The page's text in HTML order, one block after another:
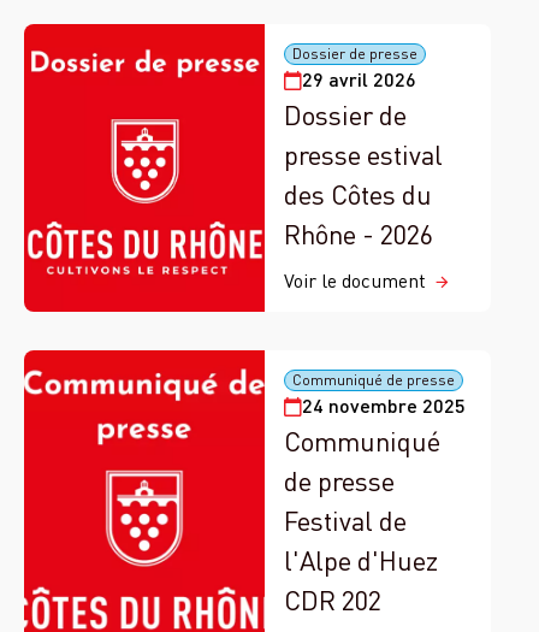
29 avril 2026
Dossier de presse
Dossier de
presse estival
des Côtes du
Rhône - 2026
Voir le document
24 novembre 2025
Communiqué de presse
Communiqué
de presse
Festival de
l'Alpe d'Huez
CDR 202